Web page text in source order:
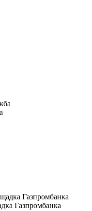
Газпромбанка